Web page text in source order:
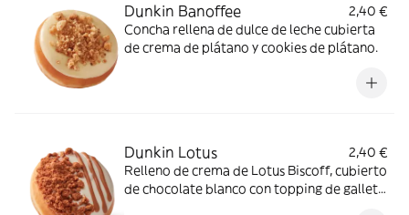
Dunkin Banoffee
2,40 €
Concha rellena de dulce de leche cubierta
de crema de plátano y cookies de plátano.
Dunkin Lotus
2,40 €
Relleno de crema de Lotus Biscoff, cubierto
de chocolate blanco con topping de galleta